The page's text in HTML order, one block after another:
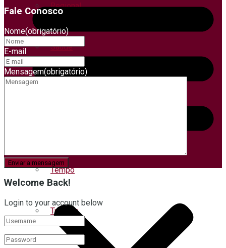
Regional
Saúde
Tempo
Turismo
Fale Conosco
Nome(obrigatório)
E-mail
Mensagem(obrigatório)
Welcome Back!
Login to your account below